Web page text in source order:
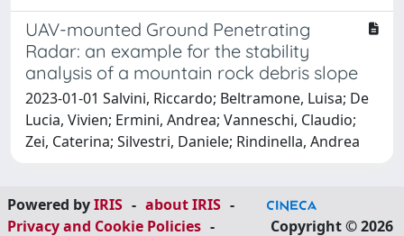
UAV-mounted Ground Penetrating
Radar: an example for the stability
analysis of a mountain rock debris slope
2023-01-01 Salvini, Riccardo; Beltramone, Luisa; De
Lucia, Vivien; Ermini, Andrea; Vanneschi, Claudio;
Zei, Caterina; Silvestri, Daniele; Rindinella, Andrea
Powered byIRIS - about IRIS -
Privacy and Cookie Policies - Copyright © 2026